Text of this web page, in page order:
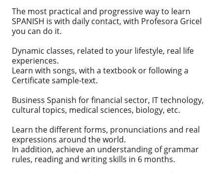
The most practical and progressive way to learn
SPANISH is with daily contact, with Profesora Gricel
you can do it.
Dynamic classes, related to your lifestyle, real life
experiences.
Learn with songs, with a textbook or following a
Certificate sample-text.
Business Spanish for financial sector, IT technology,
cultural topics, medical sciences, biology, etc.
Learn the different forms, pronunciations and real
expressions around the world.
In addition, achieve an understanding of grammar
rules, reading and writing skills in 6 months.